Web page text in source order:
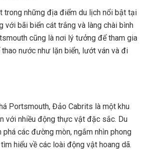
trong những địa điểm du lịch nổi bật tại
với bãi biển cát trắng và làng chài bình
cũng là nơi lý tưởng để tham gia
nước như lặn biển, lướt ván và đi
Portsmouth, Đảo Cabrits là một khu
với nhiều động thực vật đặc sắc. Du
phá các đường mòn, ngắm nhìn phong
hiểu về các loài động vật hoang dã.